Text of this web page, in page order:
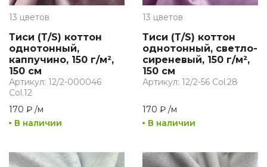
13 цветов
Тиси (Т/S) коттон
однотонный,
каппучино, 150 г/м²,
150 см
Артикул: 12/2-000046
Col.12
170 ₽ /м
В наличии
13 цветов
Тиси (Т/S) коттон
однотонный, светло-
сиреневый, 150 г/м²,
150 см
Артикул: 12/2-56 Col.28
170 ₽ /м
В наличии